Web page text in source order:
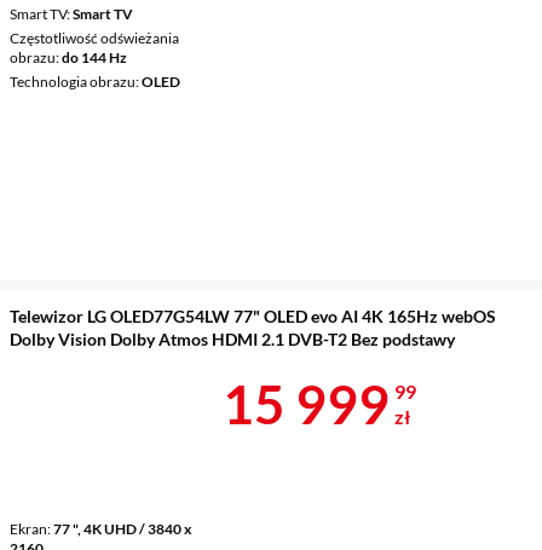
Smart TV Smart TV
Częstotliwość odświeżania
obrazu do 144 Hz
Technologia obrazu OLED
Telewizor LG OLED77G54LW 77" OLED evo AI 4K 165Hz webOS
Dolby Vision Dolby Atmos HDMI 2.1 DVB-T2 Bez podstawy
Ekran 77 ", 4K UHD / 3840 x
Cena 15
15 999 99
zł